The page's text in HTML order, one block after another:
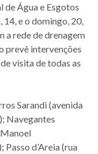
Água e Esgotos
e o domingo, 20,
a rede de drenagem
prevê intervenções
visita de todas as
Sarandi (avenida
Navegantes
d’Areia (rua